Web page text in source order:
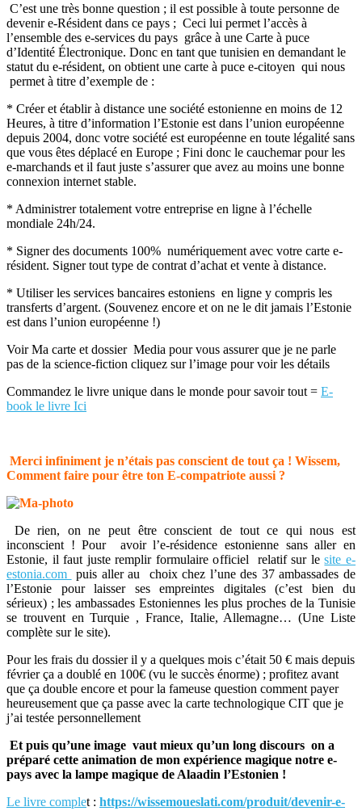
C’est une très bonne question ; il est possible à toute personne de
devenir e-Résident dans ce pays ; Ceci lui permet l’accès à
l’ensemble des e-services du pays grâce à une Carte à puce
d’Identité Électronique. Donc en tant que tunisien en demandant le
statut du e-résident, on obtient une carte à puce e-citoyen qui nous
permet à titre d’exemple de :
* Créer et établir à distance une société estonienne en moins de 12
Heures, à titre d’information l’Estonie est dans l’union européenne
depuis 2004, donc votre société est européenne en toute légalité sans
que vous êtes déplacé en Europe ; Fini donc le cauchemar pour les
e-marchands et il faut juste s’assurer que avez au moins une bonne
connexion internet stable.
* Administrer totalement votre entreprise en ligne à l’échelle
mondiale 24h/24.
* Signer des documents 100% numériquement avec votre carte e-
résident. Signer tout type de contrat d’achat et vente à distance.
* Utiliser les services bancaires estoniens en ligne y compris les
transferts d’argent. (Souvenez encore et on ne le dit jamais l’Estonie
est dans l’union européenne !)
Voir Ma carte et dossier Media pour vous assurer que je ne parle
pas de la science-fiction cliquez sur l’image pour voir les détails
Commandez le livre unique dans le monde pour savoir tout = E-
book le livre Ici
Merci infiniment je n’étais pas conscient de tout ça ! Wissem,
Comment faire pour être ton E-compatriote aussi ?
De rien, on ne peut être conscient de tout ce qui nous est
inconscient ! Pour avoir l’e-résidence estonienne sans aller en
Estonie, il faut juste remplir formulaire officiel relatif sur lesite e-
estonia.com
puis aller au choix chez l’une des 37 ambassades de
l’Estonie pour laisser ses empreintes digitales (c’est bien du
sérieux) ; les ambassades Estoniennes les plus proches de la Tunisie
se trouvent en Turquie , France, Italie, Allemagne… (Une Liste
complète sur le site).
Pour les frais du dossier il y a quelques mois c’était 50 € mais depuis
février ça a doublé en 100€ (vu le succès énorme) ; profitez avant
que ça double encore et pour la fameuse question comment payer
heureusement que ça passe avec la carte technologique CIT que je
j’ai testée personnellement
Et puis qu’une image vaut mieux qu’un long discours on a
préparé cette animation de mon expérience magique notre e-
pays avec la lampe magique de Alaadin l’Estonien !
Le livre complet : https://wissemoueslati.com/produit/devenir-e-